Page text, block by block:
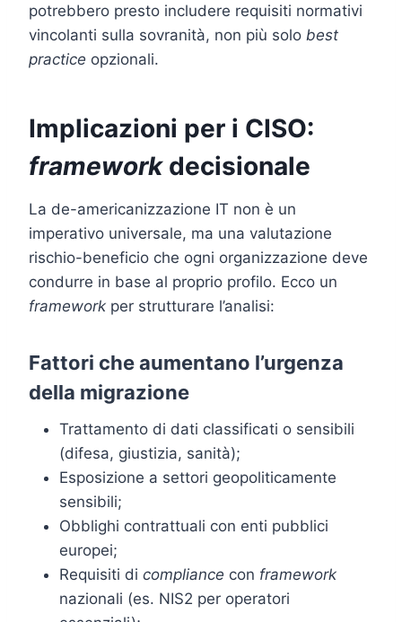
potrebbero presto includere requisiti normativi
vincolanti sulla sovranità, non più solo best
practice opzionali.
Implicazioni per i CISO:
frameworkdecisionale
La de-americanizzazione IT non è un
imperativo universale, ma una valutazione
rischio-beneficio che ogni organizzazione deve
condurre in base al proprio profilo. Ecco un
framework per strutturare l’analisi:
Fattori che aumentano l’urgenza
della migrazione
Trattamento di dati classificati o sensibili
(difesa, giustizia, sanità);
Esposizione a settori geopoliticamente
sensibili;
Obblighi contrattuali con enti pubblici
europei;
Requisiti di compliance con framework
nazionali (es. NIS2 per operatori